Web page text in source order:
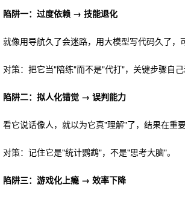
陷阱一：过度依赖 → 技能退化
就像用导航久了会迷路，用大模型写代码久了，
对策：把它当"陪练"而不是"代打"，关键步骤自己
陷阱二：拟人化错觉 → 误判能力
看它说话像人，就以为它真"理解"了，结果在重要
对策：记住它是"统计鹦鹉"，不是"思考大脑"。
陷阱三：游戏化上瘾 → 效率下降